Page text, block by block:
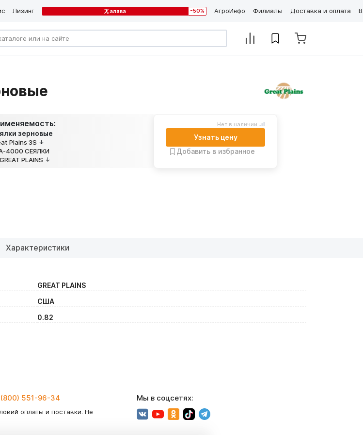
Лизинг -50% АгроИнфо Филиалы Доставка и оплата
зерновые
Plains 3S
4000 СЕЯЛКИ
PLAINS
Нет в наличии
Узнать цену
Добавить в избранное
Характеристики
GREAT PLAINS
США
0.82
551-96-34
оплаты и поставки. Не
Мы в соцсетях: